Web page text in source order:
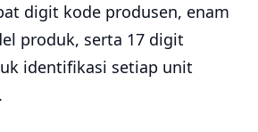
digit kode produsen, enam
produk, serta 17 digit
identifikasi setiap unit